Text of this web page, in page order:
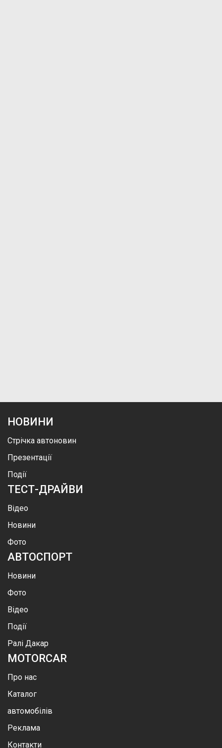
НОВИНИ
Стрічка автоновин
Презентації
Події
ТЕСТ-ДРАЙВИ
Відео
Новини
Фото
АВТОСПОРТ
Новини
Фото
Відео
Події
Ралі Дакар
MOTORCAR
Про нас
Каталог
автомобілів
Реклама
Контакти